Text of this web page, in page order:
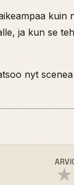
kuin
ja kun se
nyt
★